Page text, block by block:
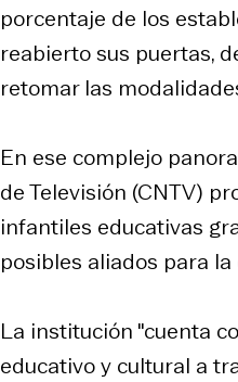
porcentaje de los
reabierto sus puertas,
retomar las
En ese complejo
de Televisión (CNTV)
infantiles educativas
posibles aliados para
La institución "cuenta
educativo y cultural a